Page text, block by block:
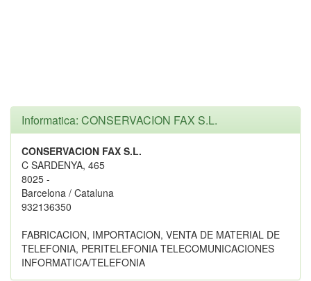
Informatica: CONSERVACION FAX S.L.
CONSERVACION FAX S.L.
C SARDENYA, 465
8025 -
Barcelona / Cataluna
932136350
FABRICACION, IMPORTACION, VENTA DE MATERIAL DE
TELEFONIA, PERITELEFONIA TELECOMUNICACIONES
INFORMATICA/TELEFONIA